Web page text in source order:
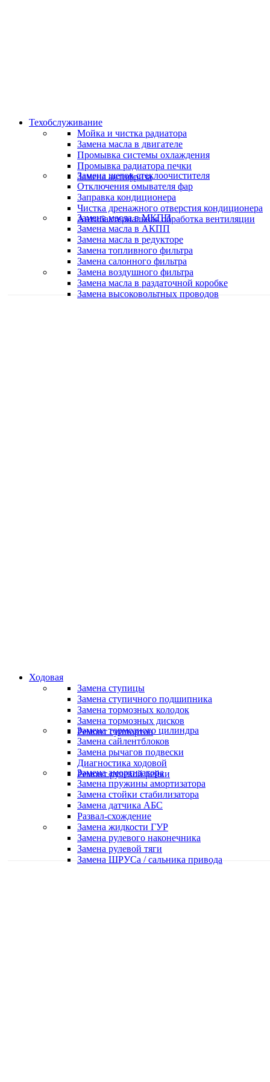
Техобслуживание
Мойка и чистка радиатора
Замена масла в двигателе
Промывка системы охлаждения
Промывка радиатора печки
Замена антифриза
Замена щеток стеклоочистителя
Отключения омывателя фар
Заправка кондиционера
Чистка дренажного отверстия кондиционера
Антибактериальная обработка вентиляции
Замена масла в МКПП
Замена масла в АКПП
Замена масла в редукторе
Замена топливного фильтра
Замена салонного фильтра
Замена воздушного фильтра
Замена масла в раздаточной коробке
Замена высоковольтных проводов
Ходовая
Замена ступицы
Замена ступичного подшипника
Замена тормозных колодок
Замена тормозных дисков
Ремонт суппортов
Замена тормозного цилиндра
Замена сайлентблоков
Замена рычагов подвески
Диагностика ходовой
Ремонт рулевой рейки
Замена амортизатора
Замена пружины амортизатора
Замена стойки стабилизатора
Замена датчика АБС
Развал-схождение
Замена жидкости ГУР
Замена рулевого наконечника
Замена рулевой тяги
Замена ШРУСа / сальника привода